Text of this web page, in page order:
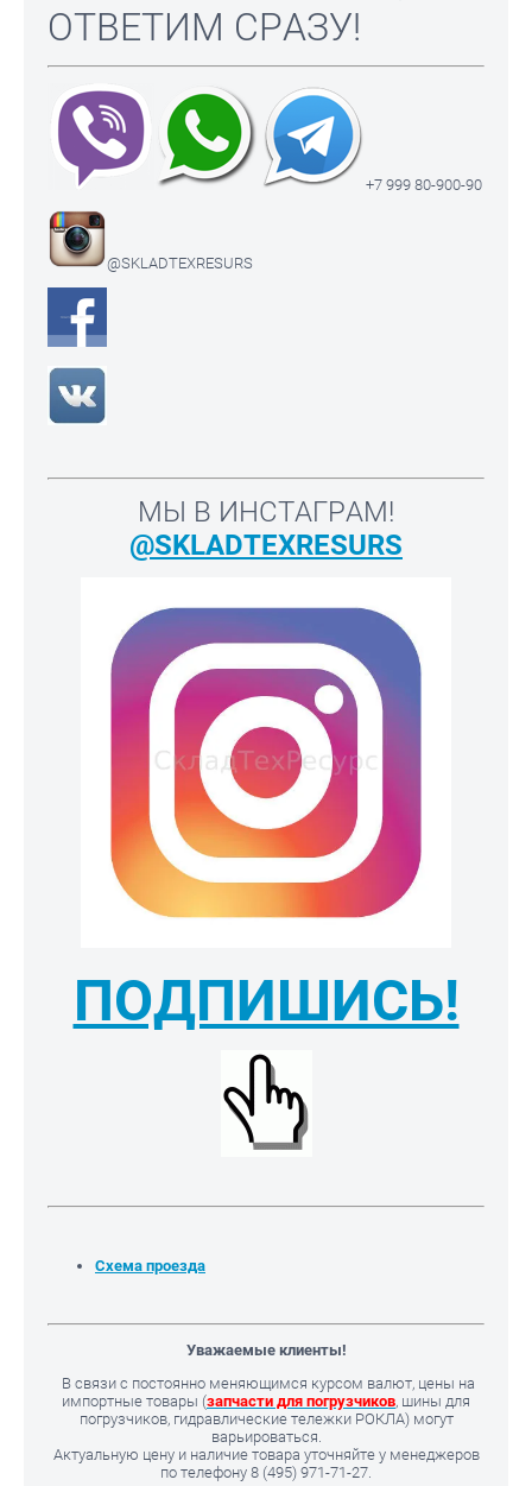
ОТВЕТИМ СРАЗУ!
+7 999 80-900-90
@SKLADTEXRESURS
МЫ В ИНСТАГРАМ!
@SKLADTEXRESURS
ПОДПИШИСЬ!
Схема проезда
Уважаемые клиенты!
В связи с постоянно меняющимся курсом валют, цены на
импортные товары (запчасти для погрузчиков , шины для
погрузчиков, гидравлические тележки РОКЛА) могут
варьироваться.
Актуальную цену и наличие товара уточняйте у менеджеров
по телефону 8 (495) 971-71-27.